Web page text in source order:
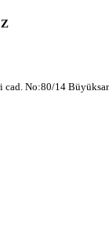
cad. No:80/14